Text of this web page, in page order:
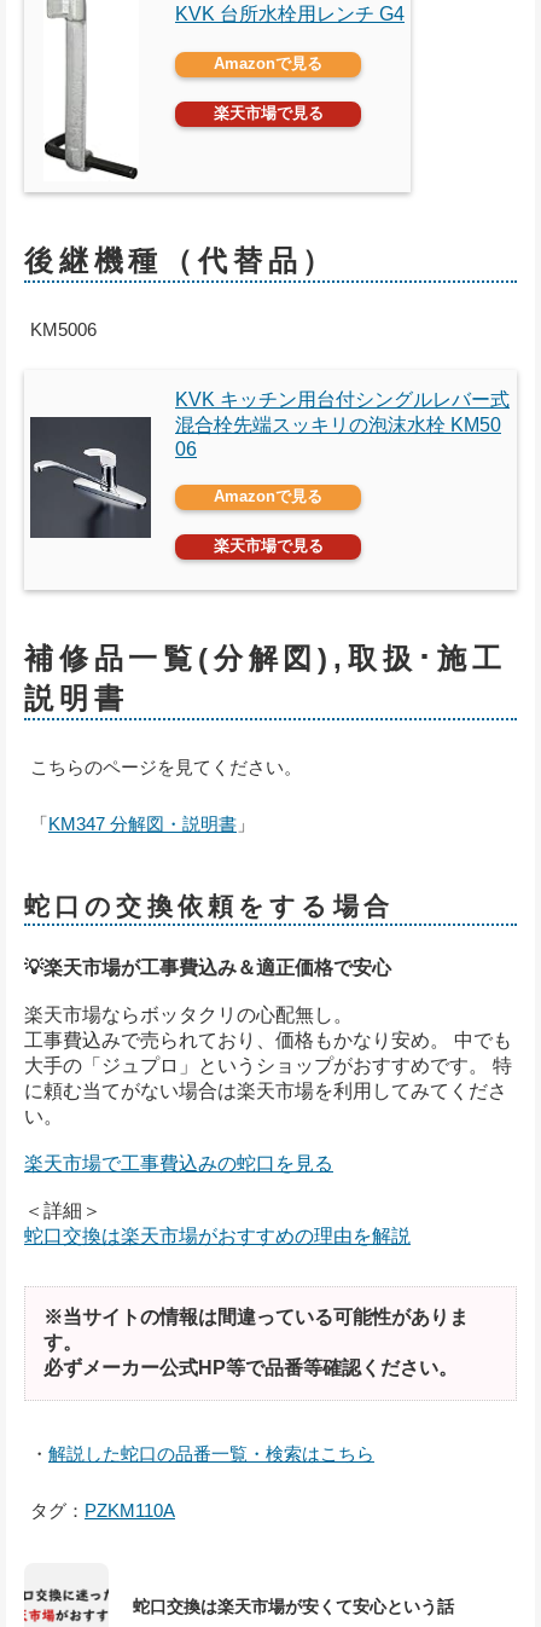
KVK 台所水栓用レンチ G4
Amazonで見る
楽天市場で見る
後継機種（代替品）
KM5006
KVK キッチン用台付シングルレバー式
混合栓先端スッキリの泡沫水栓 KM50
06
Amazonで見る
楽天市場で見る
補修品一覧(分解図),取扱･施工
説明書
こちらのページを見てください。
「KM347 分解図・説明書 」
蛇口の交換依頼をする場合
💡楽天市場が工事費込み＆適正価格で安心
楽天市場ならボッタクリの心配無し。
工事費込みで売られており、価格もかなり安め。 中でも
大手の「ジュプロ」というショップがおすすめです。 特
に頼む当てがない場合は楽天市場を利用してみてくださ
い。
楽天市場で工事費込みの蛇口を見る
＜詳細＞
蛇口交換は楽天市場がおすすめの理由を解説
※当サイトの情報は間違っている可能性がありま
す。
必ずメーカー公式HP等で品番等確認ください。
・ 解説した蛇口の品番一覧・検索はこちら
タグ： PZKM110A
蛇口交換は楽天市場が安くて安心という話